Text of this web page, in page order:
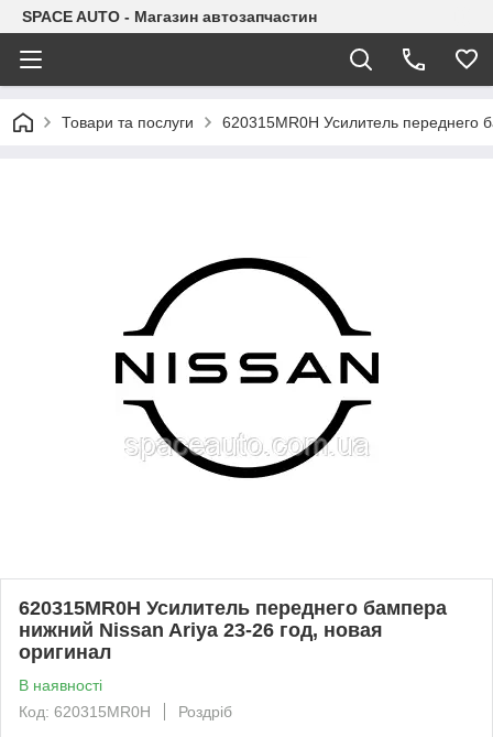
SPACE AUTO - Магазин автозапчастин
Товари та послуги 620315MR0H Усилитель переднего
620315MR0H Усилитель переднего бампера
нижний Nissan Ariya 23-26 год, новая
оригинал
В наявності
Код: 620315MR0H
Роздріб